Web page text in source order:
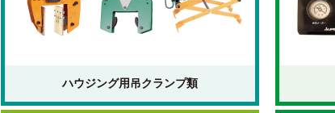
ハウジング用吊クランプ類